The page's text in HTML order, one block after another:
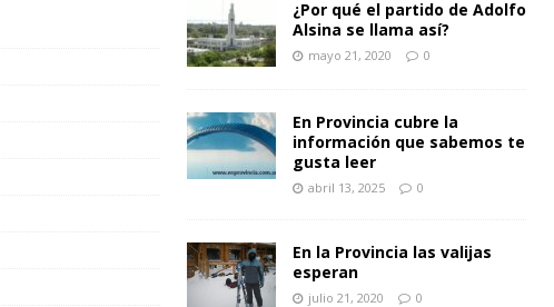
¿Por qué el partido de Adolfo
Alsina se llama así?
mayo 21, 2020 0
En Provincia cubre la
información que sabemos te
gusta leer
abril 13, 2025 0
En la Provincia las valijas
esperan
julio 21, 2020 0